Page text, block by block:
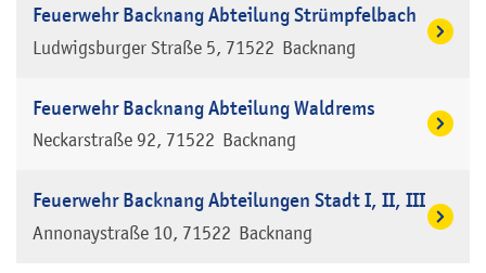
Feuerwehr Backnang Abteilung Strümpfelbach
Ludwigsburger Straße 5 71522 Backnang
Feuerwehr Backnang Abteilung Waldrems
Neckarstraße 92 71522 Backnang
Feuerwehr Backnang Abteilungen Stadt I, II, III
Annonaystraße 10 71522 Backnang